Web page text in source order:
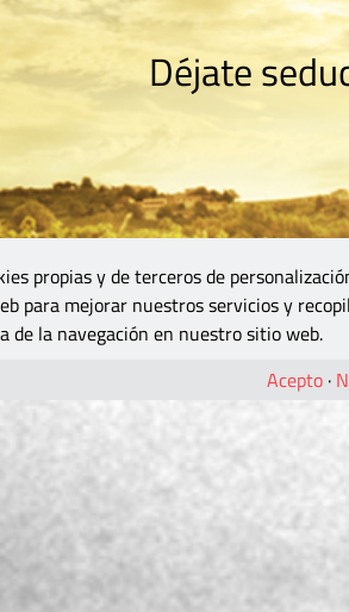
Déjate
propias y de terceros de
para mejorar nuestros servicios y
la navegación en nuestro sitio web.
Acepto ·